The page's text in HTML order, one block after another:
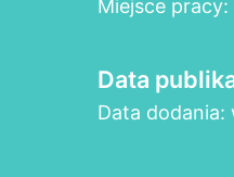
Miejsce pracy:
Data
Data dodania: